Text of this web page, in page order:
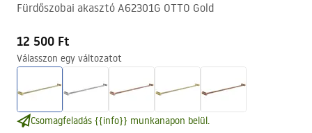
Fürdőszobai akasztó A62301G OTTO Gold
12 500 Ft
Válasszon egy változatot
Csomagfeladás {{info}} munkanapon belül.